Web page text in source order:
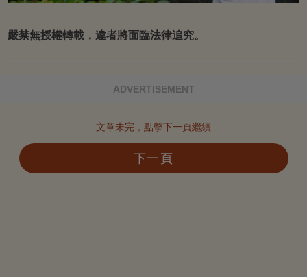
嚴禁無授權轉載，違者將面臨法律追究。
ADVERTISEMENT
文章未完，點擊下一頁繼續
下一頁